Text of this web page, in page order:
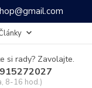
si rady? Zavolajte.
8-16 hod.)